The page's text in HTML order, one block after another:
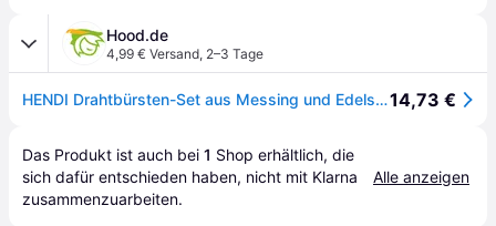
Hood.de
4,99 € Versand, 2–3 Tage
HENDI Drahtbürsten-Set aus Messing und Edelstahl - 2 Stk., 2 Stk., (L)290mm14,73 €
Das Produkt ist auch bei 1 Shop erhältlich, die
sich dafür entschieden haben, nicht mit Klarna
zusammenzuarbeiten.
Alle anzeigen